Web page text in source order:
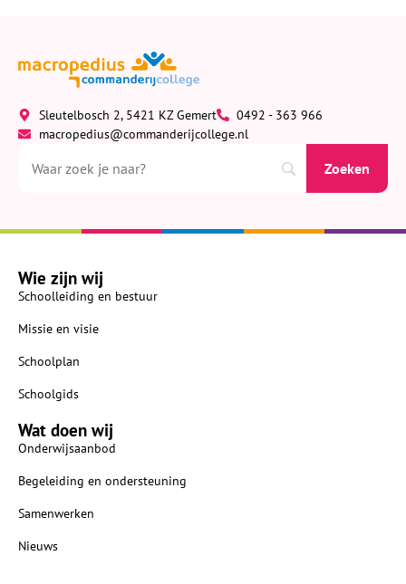
Sleutelbosch 2, 5421 KZ Gemert
0492 - 363 966
macropedius@commanderijcollege.nl
Wie zijn wij
Schoolleiding en bestuur
Missie en visie
Schoolplan
Schoolgids
Wat doen wij
Onderwijsaanbod
Begeleiding en ondersteuning
Samenwerken
Nieuws